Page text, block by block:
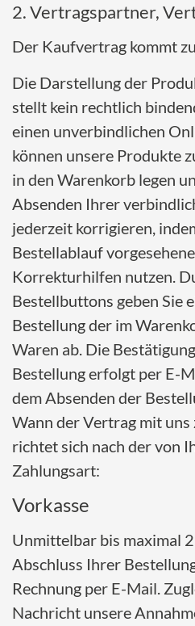
2. Vertragspartner,
Der Kaufvertrag kommt
Die Darstellung der
stellt kein rechtlich
einen unverbindlichen
können unsere Produkte
in den Warenkorb legen
Absenden Ihrer
jederzeit korrigieren,
Bestellablauf
Korrekturhilfen nutzen.
Bestellbuttons geben Sie
Bestellung der im
Waren ab. Die
Bestellung erfolgt per E-
dem Absenden der
Wann der Vertrag mit uns
richtet sich nach der von
Zahlungsart:
Vorkasse
Unmittelbar bis maximal 2
Abschluss Ihrer
Rechnung per E-Mail.
Nachricht unsere